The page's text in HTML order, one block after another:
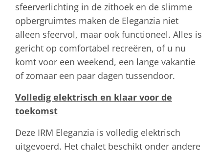
sfeerverlichting in de zithoek en de slimme
opbergruimtes maken de Eleganzia niet
alleen sfeervol, maar ook functioneel. Alles is
gericht op comfortabel recreëren, of u nu
komt voor een weekend, een lange vakantie
of zomaar een paar dagen tussendoor.
Volledig elektrisch en klaar voor de
toekomst
Deze IRM Eleganzia is volledig elektrisch
uitgevoerd. Het chalet beschikt onder andere